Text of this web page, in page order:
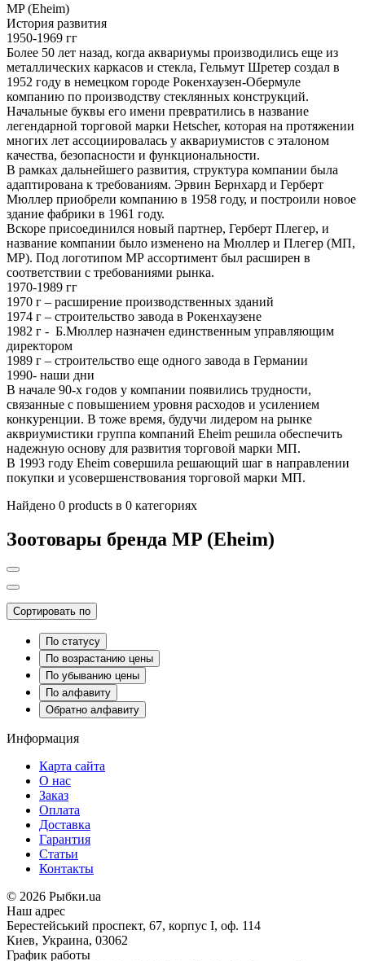
MP (Eheim)
История развития
1950-1969 гг
Более 50 лет назад, когда аквариумы производились еще из
металлических каркасов и стекла, Гельмут Шретер создал в
1952 году в немецком городе Рокенхаузен-Обермуле
компанию по производству стеклянных конструкций.
Начальные буквы его имени превратились в название
легендарной торговой марки Hetscher, которая на протяжении
многих лет ассоциировалась у аквариумистов с эталоном
качества, безопасности и функциональности.
В рамках дальнейшего развития, структура компании была
адаптирована к требованиям. Эрвин Бернхард и Герберт
Мюллер приобрели компанию в 1958 году, и построили новое
здание фабрики в 1961 году.
Вскоре присоединился новый партнер, Герберт Плегер, и
название компании было изменено на Мюллер и Плегер (МП,
MP). Под логотипом МР ассортимент был расширен в
соответствии с требованиями рынка.
1970-1989 гг
1970 г – расширение производственных зданий
1974 г – строительство завода в Рокенхаузене
1982 г - Б.Мюллер назначен единственным управляющим
директором
1989 г – строительство еще одного завода в Германии
1990- наши дни
В начале 90-х годов у компании появились трудности,
связанные с повышением уровня расходов и усилением
конкуренции. В тоже время, будучи лидером на рынке
аквриумистики группа компаний Eheim решила обеспечить
надежную основу для развития торговой марки МП.
В 1993 году Eheim совершила решающий шаг в направлении
покупки и усовершенствования торговой марки МП.
Найдено 0 products в 0 категориях
Зоотовары бренда MP (Eheim)
Сортировать по
По статусу
По возрастанию цены
По убыванию цены
По алфавиту
Обратно алфавиту
Информация
Карта сайта
О нас
Заказ
Оплата
Доставка
Гарантия
Статьи
Контакты
© 2026 Рыбки.ua
Наш адрес
Берестейський проспект, 67, корпус I, оф. 114
Киев, Украина, 03062
График работы